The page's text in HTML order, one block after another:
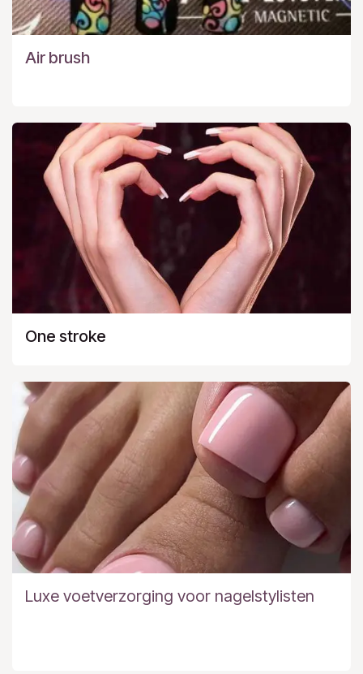
Air brush
One stroke
Luxe voetverzorging voor nagelstylisten